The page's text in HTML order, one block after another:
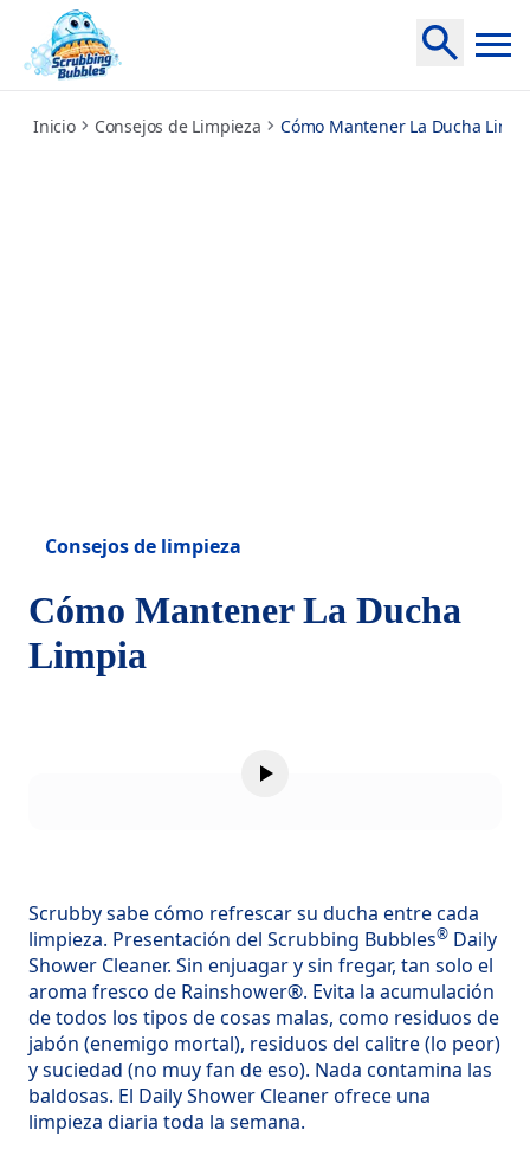
how-to-keep-your-shower-clean
Inicio Consejos de Limpieza Cómo Mantener La Ducha
Consejos de limpieza
Cómo Mantener La Ducha
Limpia
Scrubby sabe cómo refrescar su ducha entre cada
limpieza. Presentación del Scrubbing Bubbles® Daily
Shower Cleaner. Sin enjuagar y sin fregar, tan solo el
aroma fresco de Rainshower®. Evita la acumulación
de todos los tipos de cosas malas, como residuos de
jabón (enemigo mortal), residuos del calitre (lo peor)
y suciedad (no muy fan de eso). Nada contamina las
baldosas. El Daily Shower Cleaner ofrece una
limpieza diaria toda la semana.